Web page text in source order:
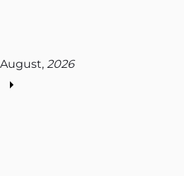
August, 2026